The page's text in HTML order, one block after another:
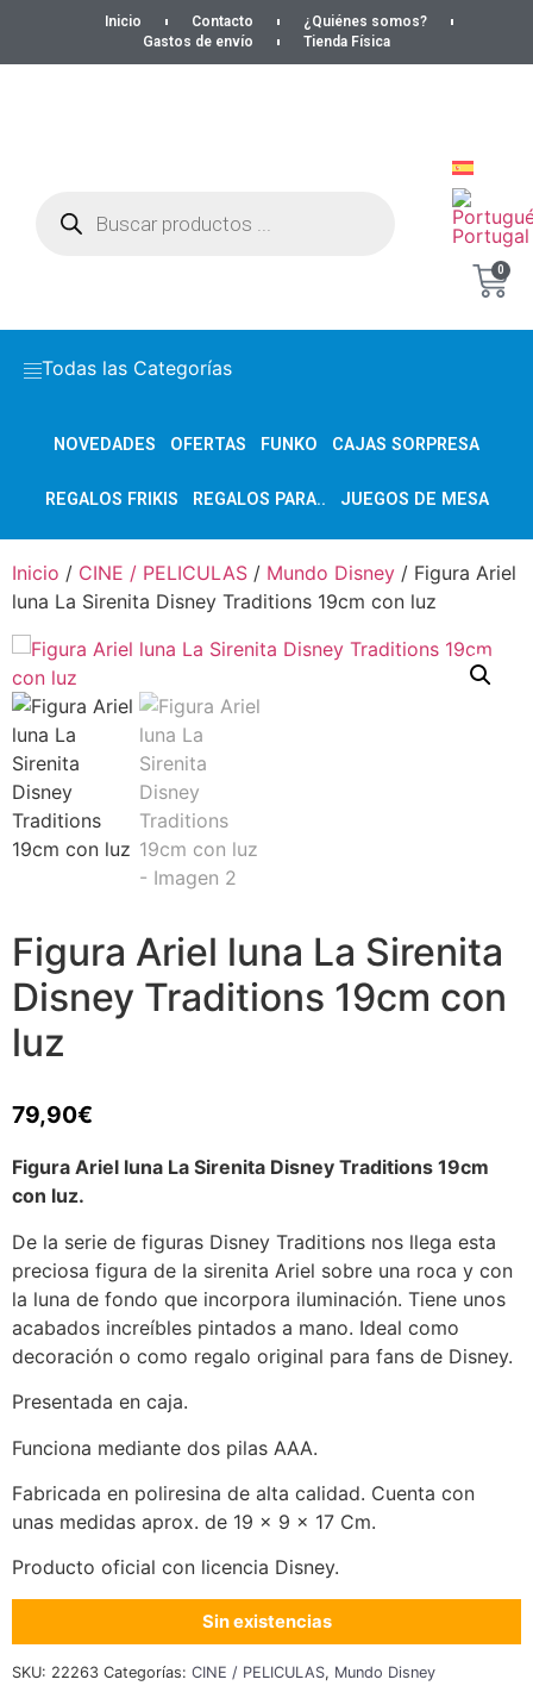
Inicio Contacto
¿Quiénes somos?
Gastos de envío
Tienda Física
0
Todas las Categorías
NOVEDADES OFERTAS FUNKO CAJAS SORPRESA
REGALOS FRIKIS REGALOS PARA.. JUEGOS DE MESA
Inicio / CINE / PELICULAS / Mundo Disney / Figura Ariel
luna La Sirenita Disney Traditions 19cm con luz
Figura Ariel luna La Sirenita
Disney Traditions 19cm con
luz
79,90€
Figura Ariel luna La Sirenita Disney Traditions 19cm
con luz.
De la serie de figuras Disney Traditions nos llega esta
preciosa figura de la sirenita Ariel sobre una roca y con
la luna de fondo que incorpora iluminación. Tiene unos
acabados increíbles pintados a mano. Ideal como
decoración o como regalo original para fans de Disney.
Presentada en caja.
Funciona mediante dos pilas AAA.
Fabricada en poliresina de alta calidad. Cuenta con
unas medidas aprox. de 19 x 9 x 17 Cm.
Producto oficial con licencia Disney.
Sin existencias
SKU: 22263 Categorías: CINE / PELICULAS, Mundo Disney